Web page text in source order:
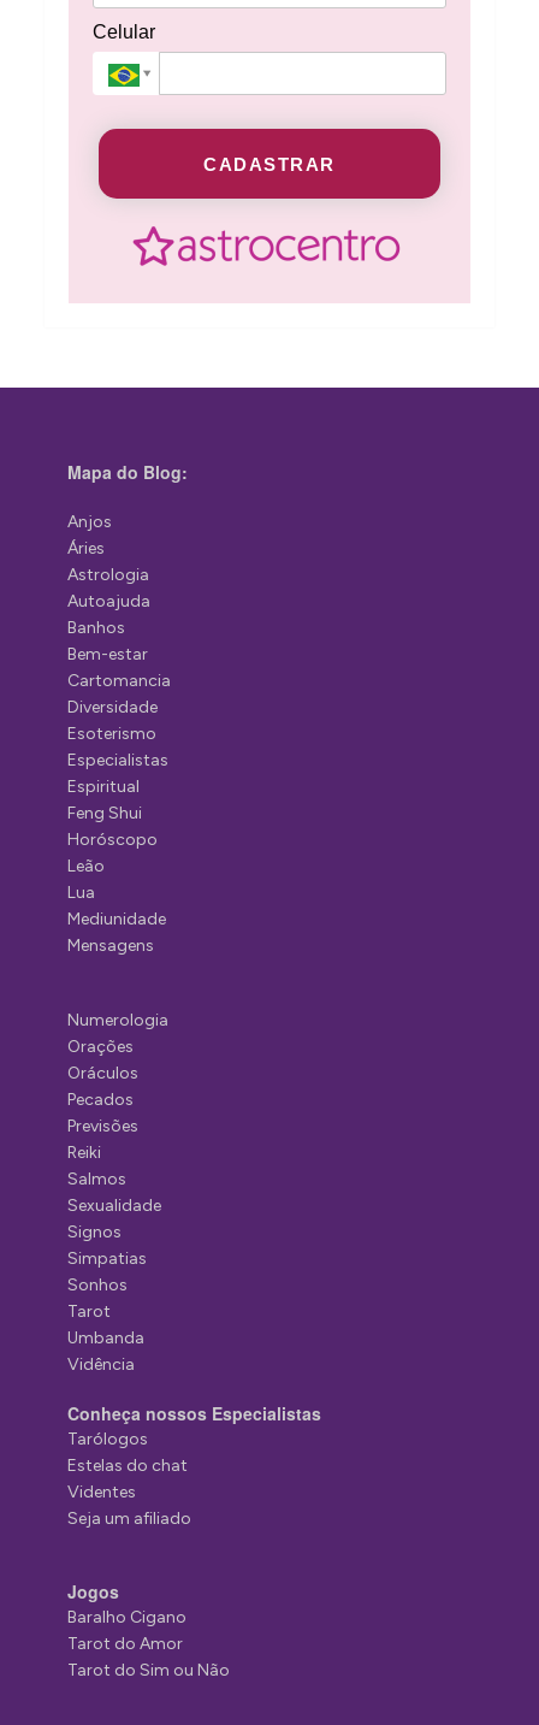
Celular
CADASTRAR
Mapa do Blog:
Anjos
Áries
Astrologia
Autoajuda
Banhos
Bem-estar
Cartomancia
Diversidade
Esoterismo
Especialistas
Espiritual
Feng Shui
Horóscopo
Leão
Lua
Mediunidade
Mensagens
Numerologia
Orações
Oráculos
Pecados
Previsões
Reiki
Salmos
Sexualidade
Signos
Simpatias
Sonhos
Tarot
Umbanda
Vidência
Conheça nossos Especialistas
Tarólogos
Estelas do chat
Videntes
Seja um afiliado
Jogos
Baralho Cigano
Tarot do Amor
Tarot do Sim ou Não